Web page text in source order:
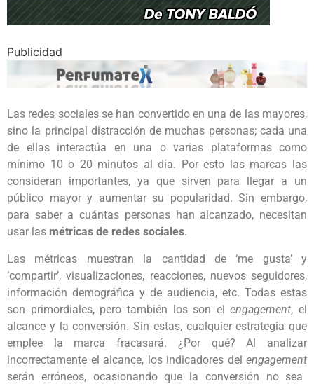
Publicidad
Las redes sociales se han convertido en una de las mayores,
sino la principal distracción de muchas personas; cada una
de ellas interactúa en una o varias plataformas como
mínimo 10 o 20 minutos al día. Por esto las marcas las
consideran importantes, ya que sirven para llegar a un
público mayor y aumentar su popularidad. Sin embargo,
para saber a cuántas personas han alcanzado, necesitan
usar las métricas de redes sociales.
Las métricas muestran la cantidad de ‘me gusta’ y
‘compartir’, visualizaciones, reacciones, nuevos seguidores,
información demográfica y de audiencia, etc. Todas estas
son primordiales, pero también los son elengagement, el
alcance y la conversión. Sin estas, cualquier estrategia que
emplee la marca fracasará. ¿Por qué? Al analizar
incorrectamente el alcance, los indicadores del engagement
serán erróneos, ocasionando que la conversión no sea